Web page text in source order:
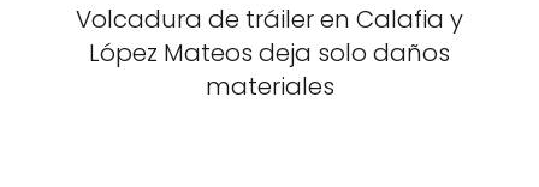
Volcadura de tráiler en Calafia y
López Mateos deja solo daños
materiales